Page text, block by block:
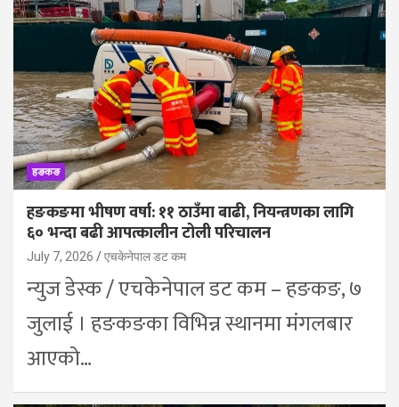
हङकङ
हङकङमा भीषण वर्षा: ११ ठाउँमा बाढी, नियन्त्रणका लागि
६० भन्दा बढी आपत्कालीन टोली परिचालन
July 7, 2026 एचकेनेपाल डट कम
न्युज डेस्क / एचकेनेपाल डट कम – हङकङ, ७
जुलाई । हङकङका विभिन्न स्थानमा मंगलबार
आएको…